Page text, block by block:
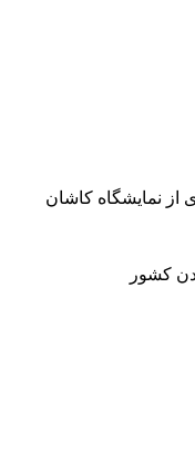
از نمایشگاه کاشان
کشور